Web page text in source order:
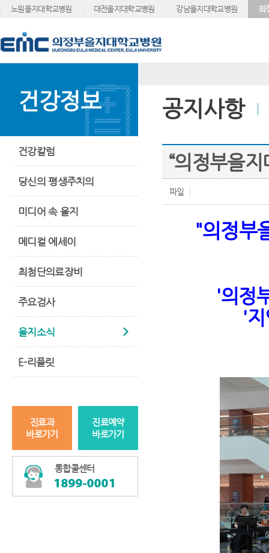
노원을지대학교병원 대전을지대학교병원 강남을지대학교병원 의
건강정보
건강칼럼
당신의 평생주치의
미디어 속 을지
메디컬 에세이
최첨단의료장비
주요검사
을지소식
E-리플릿
진료과
바로가기
진료예약
바로가기
통합콜센터
공지사항
“의정부을
파일
"의정부
'의정
'